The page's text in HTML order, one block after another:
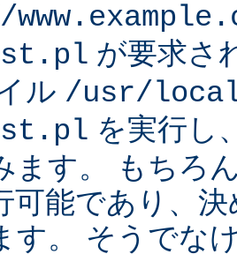
が要求さ
ル /usr/
を実行し
ます。 もちろ
可能であり、
す。 そうでな